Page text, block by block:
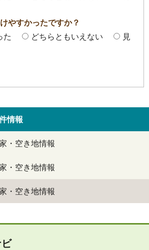
やすかったですか？
た
どちらともいえない
見
情報
・空き地情報
・空き地情報
・空き地情報